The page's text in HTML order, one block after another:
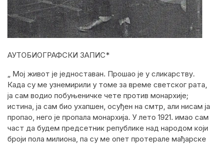
АУТОБИОГРАФСКИ ЗАПИС*
„ Мој живот је једноставан. Прошао је у сликарству.
Када су ме узнемирили у томе за време светског рата,
ја сам водио побуњеничке чете против монархије;
истина, ја сам био ухапшен, осуђен на смтр, али нисам ја
пропао, него је пропала монархија. У лето 1921. имао сам
част да будем предсетник републике над народом који
броји пола милиона, па су ме опет протерале мађарске